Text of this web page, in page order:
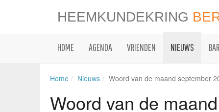
HEEMKUNDEKRING
HOME AGENDA VRIENDEN NIEUWS
Home Nieuws Woord van de maand september
Woord van de